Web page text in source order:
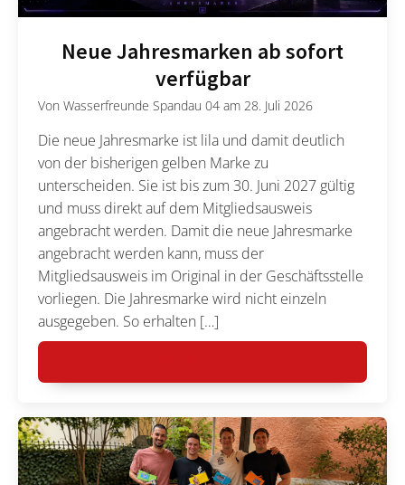
Neue Jahresmarken ab sofort
verfügbar
VonWasserfreunde Spandau 04 am28. Juli 2026
Die neue Jahresmarke ist lila und damit deutlich
von der bisherigen gelben Marke zu
unterscheiden. Sie ist bis zum 30. Juni 2027 gültig
und muss direkt auf dem Mitgliedsausweis
angebracht werden. Damit die neue Jahresmarke
angebracht werden kann, muss der
Mitgliedsausweis im Original in der Geschäftsstelle
vorliegen. Die Jahresmarke wird nicht einzeln
ausgegeben. So erhalten […]